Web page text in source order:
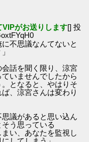
VIPがお送りします[] 投
不思議なんてないと
話を聞く限り、涼宮
いませんでしたから
なると、やはりそ
、涼宮さんは変わり
議があると思い込ん
う思っている
、あなたを監視し